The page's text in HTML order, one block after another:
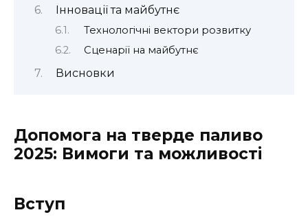
Інновації та майбутнє
Технологічні вектори розвитку
Сценарії на майбутнє
Висновки
Допомога на тверде паливо
2025: Вимоги та можливості
Вступ